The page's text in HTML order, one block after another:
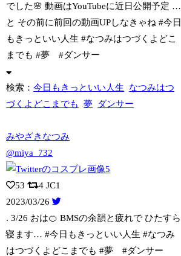
でした🌸 動画はYouTubeに近日公開予定 …
と その前に前回の動画UPしなきゃね #今日
もきっといい人生 #なつみはつづくよどこ
までも #夢 #ダンサー
検索：今日もきっといい人生
なつみはつ
づくよどこまでも
夢 ダンサー
みやざきなつみ
@miya_732
53 4 JC1
2023/03/26
. 3/26 おは🍊 BMSの余韻と疲れで ひたすら
寝ます… #今日もきっと いい人生 #なつみ
はつづくよどこまでも #夢 #ダンサー